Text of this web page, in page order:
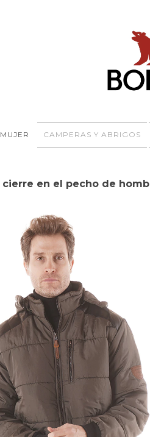
MUJER CAMPERAS Y ABRIGOS
cierre en el pecho de